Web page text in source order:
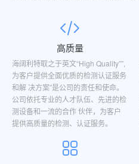
高质量
海阔利特取之于英文“High Quality””,
为客户提供全面优质的检测认证服务
和解 决方案”是公司的责任和使命。
公司依托专业的人才队伍、先进的检
测设备和一流的合作 伙伴，为客户
提供高质量的检测、认证服务。